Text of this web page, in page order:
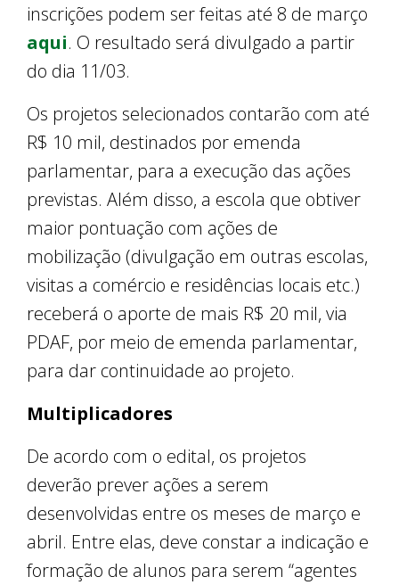
inscrições podem ser feitas até 8 de março
aqui. O resultado será divulgado a partir
do dia 11/03.
Os projetos selecionados contarão com até
R$ 10 mil, destinados por emenda
parlamentar, para a execução das ações
previstas. Além disso, a escola que obtiver
maior pontuação com ações de
mobilização (divulgação em outras escolas,
visitas a comércio e residências locais etc.)
receberá o aporte de mais R$ 20 mil, via
PDAF, por meio de emenda parlamentar,
para dar continuidade ao projeto.
Multiplicadores
De acordo com o edital, os projetos
deverão prever ações a serem
desenvolvidas entre os meses de março e
abril. Entre elas, deve constar a indicação e
formação de alunos para serem “agentes